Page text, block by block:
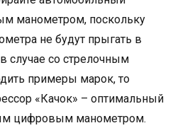
манометром, поскольку
не будут прыгать в
случае со стрелочным
примеры марок, то
«Качок» – оптимальный
цифровым манометром.